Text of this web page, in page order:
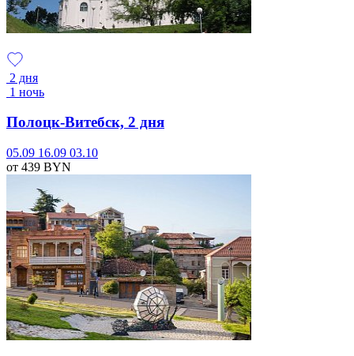
2 дня
1 ночь
Полоцк-Витебск, 2 дня
05.09 16.09 03.10
от 439 BYN